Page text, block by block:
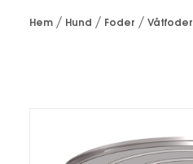
Hem Hund Foder Våtfoder